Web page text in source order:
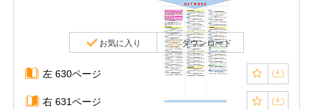
お気に入り ダウンロード
左 630ページ
右 631ページ